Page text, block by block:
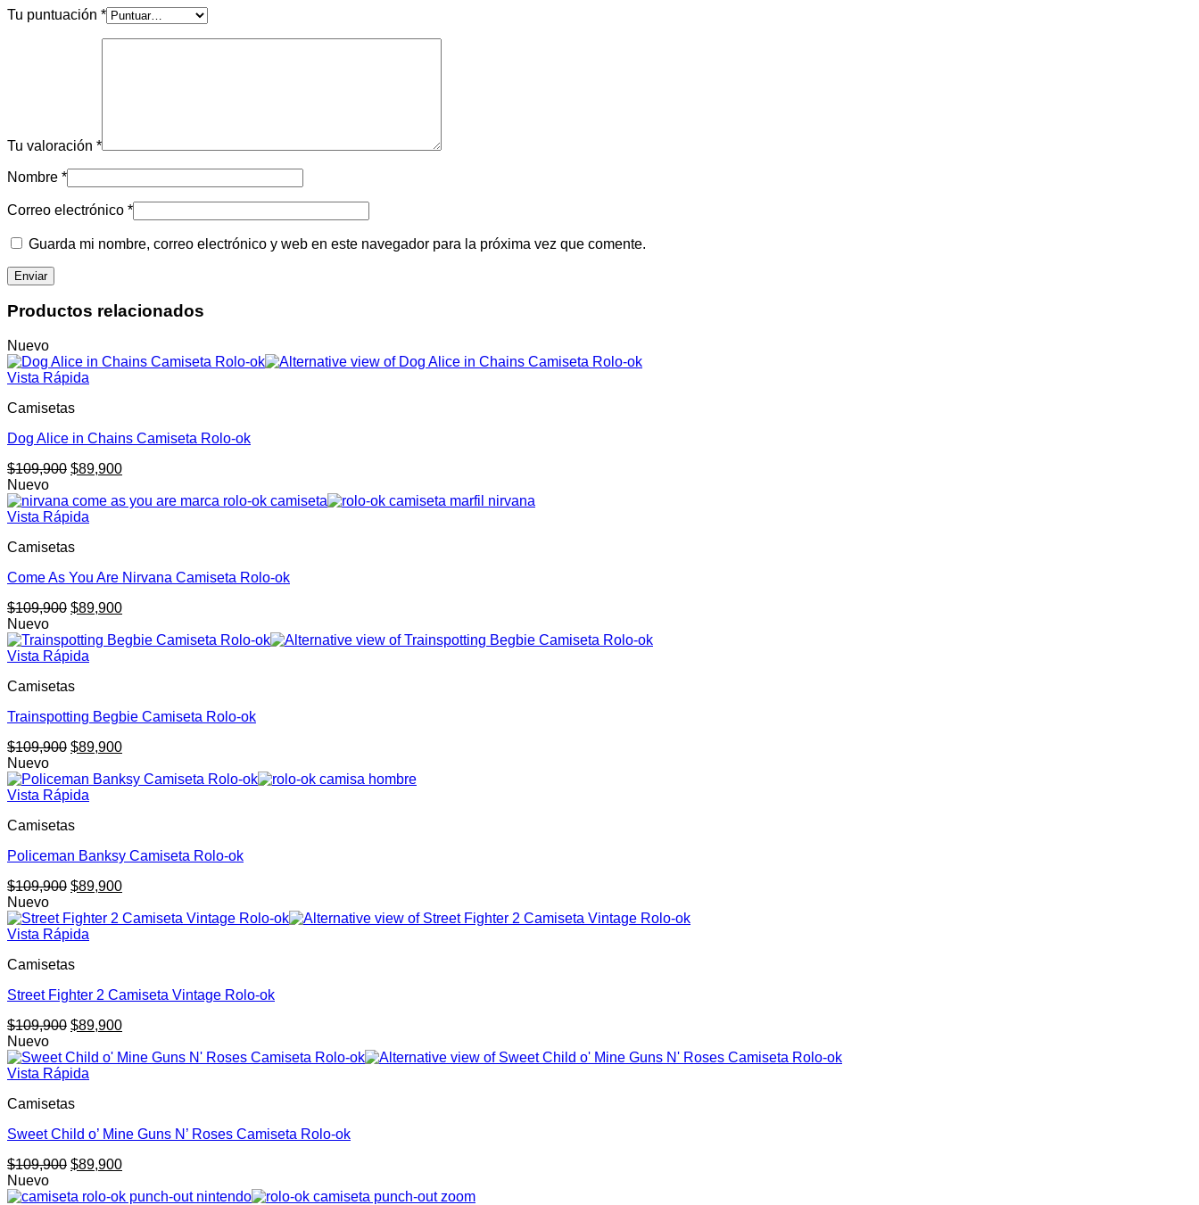
Tu puntuación *
Tu valoración *
Nombre *
Correo electrónico *
Guarda mi nombre, correo electrónico y web en este navegador para la próxima vez que comente.
Productos relacionados
Nuevo
Vista Rápida
Camisetas
Dog Alice in Chains Camiseta Rolo-ok
$109,900 El
original
era:
$89,900El
actual
Nuevo
Vista Rápida
Camisetas
Come As You Are Nirvana Camiseta Rolo-ok
$109,900 El
original
era:
$89,900El
actual
Nuevo
Vista Rápida
Camisetas
Trainspotting Begbie Camiseta Rolo-ok
$109,900 El
original
era:
$89,900El
actual
Nuevo
Vista Rápida
Camisetas
Policeman Banksy Camiseta Rolo-ok
$109,900 El
original
era:
$89,900El
actual
Nuevo
Vista Rápida
Camisetas
Street Fighter 2 Camiseta Vintage Rolo-ok
$109,900 El
original
era:
$89,900El
actual
Nuevo
Vista Rápida
Camisetas
Sweet Child o’ Mine Guns N’ Roses Camiseta Rolo-ok
$109,900 El
original
$89,900El
actual
Nuevo